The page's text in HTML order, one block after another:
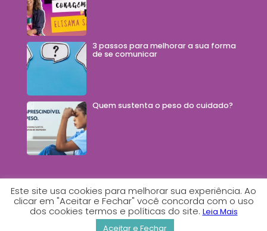
3 passos para melhorar a sua forma
de se comunicar
Quem sustenta o peso do cuidado?
2026© Todos os direitos reservados - Feito com
por Estúdio Comunica
Este site usa cookies para melhorar sua experiência. Ao
clicar em "Aceitar e Fechar" você concorda com o uso
dos cookies termos e políticas do site. Leia Mais
Aceitar e Fechar